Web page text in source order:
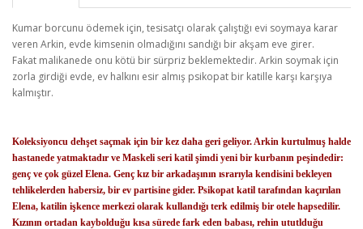
Kumar borcunu ödemek için, tesisatçı olarak çalıştığı evi soymaya karar
veren Arkin, evde kimsenin olmadığını sandığı bir akşam eve girer.
Fakat malikanede onu kötü bir sürpriz beklemektedir. Arkin soymak için
zorla girdiği evde, ev halkını esir almış psikopat bir katille karşı karşıya
kalmıştır.
Koleksiyoncu dehşet saçmak için bir kez daha geri geliyor. Arkin kurtulmuş halde
hastanede yatmaktadır ve Maskeli seri katil şimdi yeni bir kurbanın peşindedir:
genç ve çok güzel Elena. Genç kız bir arkadaşının ısrarıyla kendisini bekleyen
tehlikelerden habersiz, bir ev partisine gider. Psikopat katil tarafından kaçırılan
Elena, katilin işkence merkezi olarak kullandığı terk edilmiş bir otele hapsedilir.
Kızının ortadan kaybolduğu kısa sürede fark eden babası, rehin ututlduğu